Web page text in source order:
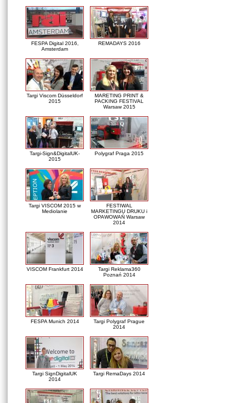
FESPA Digital 2016,
Amsterdam
REMADAYS 2016
Targi Viscom Düsseldorf
2015
MARETING PRINT &
PACKING FESTIVAL
Warsaw 2015
Targi-Sign&DigitalUK-
2015
Polygraf Praga 2015
Targi VISCOM 2015 w
Mediolanie
FESTIWAL
MARKETINGU DRUKU i
OPAWOWAŃ Warsaw
2014
VISCOM Frankfurt 2014
Targi Reklama360
Poznań 2014
FESPA Munich 2014
Targi Polygraf Prague
2014
Targi SignDigitalUK
2014
Targi RemaDays 2014